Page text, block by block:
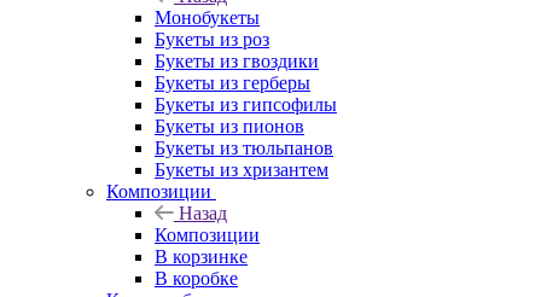
Монобукеты
Букеты из роз
Букеты из гвоздики
Букеты из герберы
Букеты из гипсофилы
Букеты из пионов
Букеты из тюльпанов
Букеты из хризантем
Композиции
Назад
Композиции
В корзинке
В коробке